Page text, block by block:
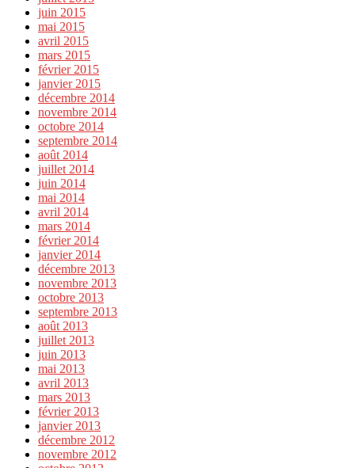
juin 2015
mai 2015
avril 2015
mars 2015
février 2015
janvier 2015
décembre 2014
novembre 2014
octobre 2014
septembre 2014
août 2014
juillet 2014
juin 2014
mai 2014
avril 2014
mars 2014
février 2014
janvier 2014
décembre 2013
novembre 2013
octobre 2013
septembre 2013
août 2013
juillet 2013
juin 2013
mai 2013
avril 2013
mars 2013
février 2013
janvier 2013
décembre 2012
novembre 2012